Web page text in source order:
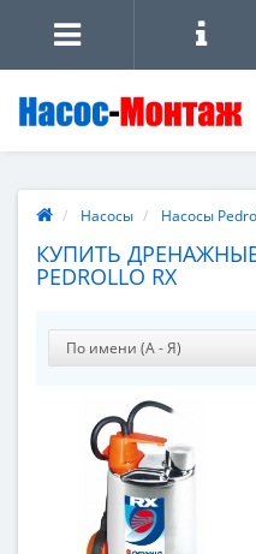
Насосы Насосы
КУПИТЬ
PEDROLLO RX